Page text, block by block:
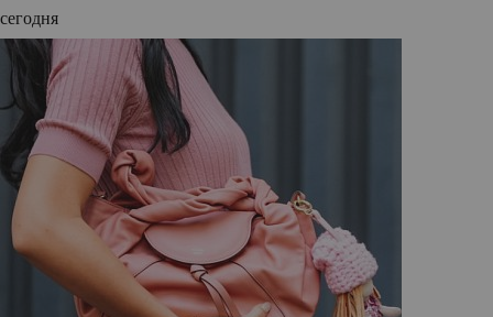
сегодня